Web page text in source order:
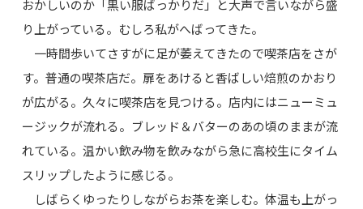
おかしいのか「黒い服ばっかりだ」と大声で言いながら盛
り上がっている。むしろ私がへばってきた。
一時間歩いてさすがに足が萎えてきたので喫茶店をさが
す。普通の喫茶店だ。扉をあけると香ばしい焙煎のかおり
が広がる。久々に喫茶店を見つける。店内にはニューミュ
ージックが流れる。ブレッド＆バターのあの頃のままが流
れている。温かい飲み物を飲みながら急に高校生にタイム
スリップしたように感じる。
しばらくゆったりしながらお茶を楽しむ。体温も上がっ